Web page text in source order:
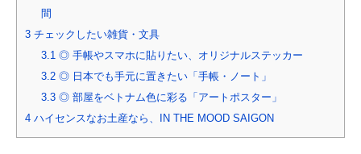
間
3 チェックしたい雑貨・文具
3.1◎ 手帳やスマホに貼りたい、オリジナルステッカー
3.2◎ 日本でも手元に置きたい「手帳・ノート」
3.3◎ 部屋をベトナム色に彩る「アートポスター」
4 ハイセンスなお土産なら、IN THE MOOD SAIGON